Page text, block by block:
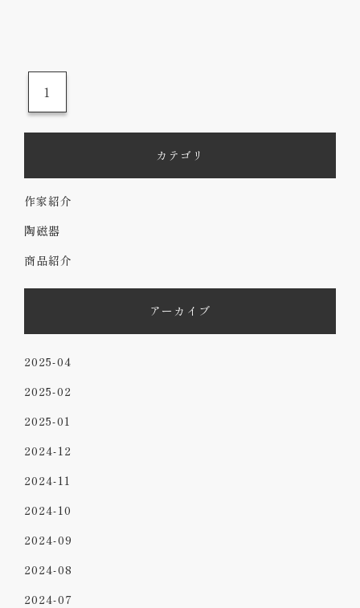
1
カテゴリ
作家紹介
陶磁器
商品紹介
アーカイブ
2025-04
2025-02
2025-01
2024-12
2024-11
2024-10
2024-09
2024-08
2024-07